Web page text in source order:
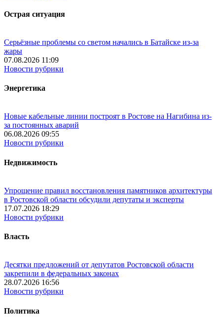
Острая ситуация
Серьёзные проблемы со светом начались в Батайске из-за
жары
07.08.2026 11:09
Новости рубрики
Энергетика
Новые кабельные линии построят в Ростове на Нагибина из-
за постоянных аварий
06.08.2026 09:55
Новости рубрики
Недвижимость
Упрощение правил восстановления памятников архитектуры
в Ростовской области обсудили депутаты и эксперты
17.07.2026 18:29
Новости рубрики
Власть
Десятки предложений от депутатов Ростовской области
закрепили в федеральных законах
28.07.2026 16:56
Новости рубрики
Политика